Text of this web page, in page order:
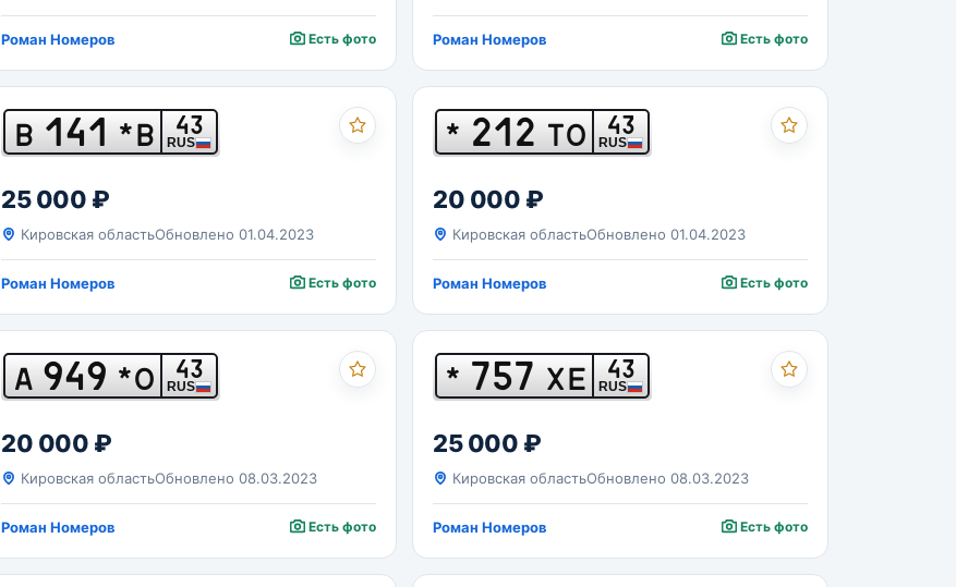
Роман Номеров Есть фото Роман Номеров Есть фото
В 141 *В 43
RUS
25 000 ₽
Кировская областьОбновлено 01.04.2023
Роман Номеров Есть фото
* 212 ТО 43
RUS
20 000 ₽
Кировская областьОбновлено 01.04.2023
Роман Номеров Есть фото
А 949 *О 43
RUS
20 000 ₽
Кировская областьОбновлено 08.03.2023
Роман Номеров Есть фото
* 757 ХЕ 43
RUS
25 000 ₽
Кировская областьОбновлено 08.03.2023
Роман Номеров Есть фото